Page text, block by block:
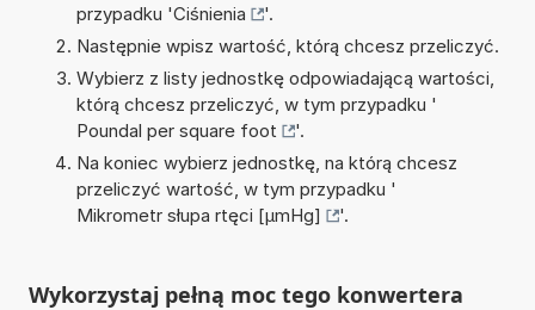
przypadku 'Ciśnienia
'.
Następnie wpisz wartość, którą chcesz przeliczyć.
Wybierz z listy jednostkę odpowiadającą wartości,
którą chcesz przeliczyć, w tym przypadku '
Poundal per square foot
'.
Na koniec wybierz jednostkę, na którą chcesz
przeliczyć wartość, w tym przypadku '
Mikrometr słupa rtęci [µmHg]
'.
Wykorzystaj pełną moc tego konwertera